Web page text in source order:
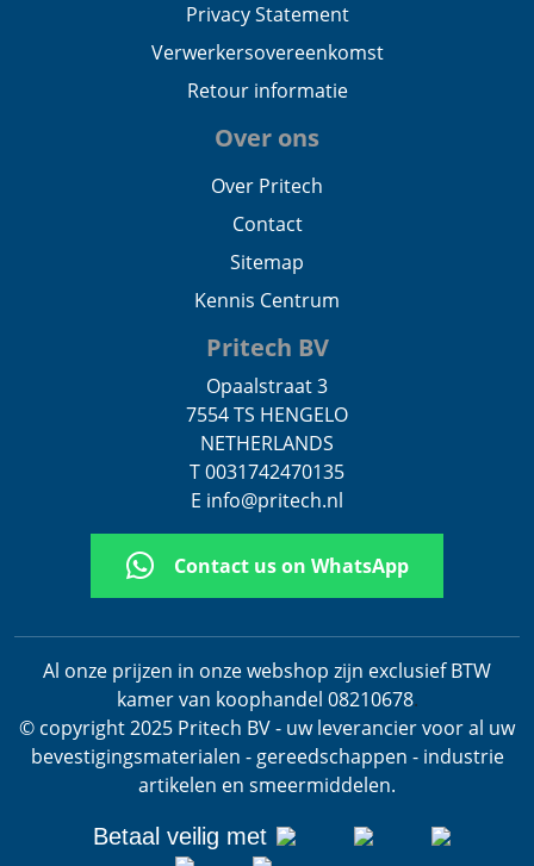
Privacy Statement
Verwerkersovereenkomst
Retour informatie
Over ons
Over Pritech
Contact
Sitemap
Kennis Centrum
Pritech BV
Opaalstraat 3
7554 TS HENGELO
NETHERLANDS
T 0031742470135
E info@pritech.nl
Contact us on WhatsApp
Al onze prijzen in onze webshop zijn exclusief BTW
kamer van koophandel 08210678.
© copyright 2025 Pritech BV - uw leverancier voor al uw
bevestigingsmaterialen - gereedschappen - industrie
artikelen en smeermiddelen.
Betaal veilig met